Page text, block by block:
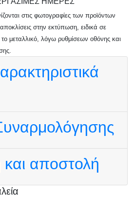
στις φωτογραφίες των προϊόντων
στην εκτύπωση, ειδικά σε
μεταλλικό, λόγω ρυθμίσεων οθόνης και
αποστολή